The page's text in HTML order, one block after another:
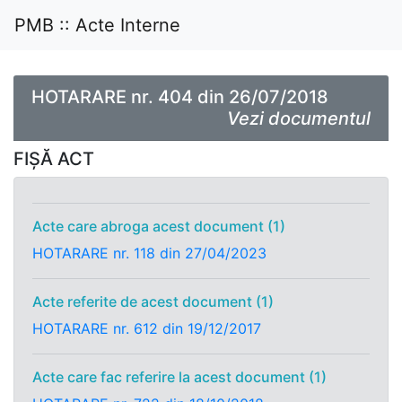
PMB :: Acte Interne
HOTARARE nr. 404 din 26/07/2018
Vezi documentul
FIȘĂ ACT
Acte care abroga acest document (1)
HOTARARE nr. 118 din 27/04/2023
Acte referite de acest document (1)
HOTARARE nr. 612 din 19/12/2017
Acte care fac referire la acest document (1)